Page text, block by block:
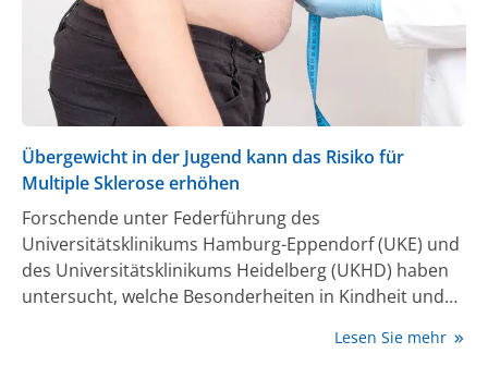
Übergewicht in der Jugend kann das Risiko für
Multiple Sklerose erhöhen
Forschende unter Federführung des
Universitätsklinikums Hamburg-Eppendorf (UKE) und
des Universitätsklinikums Heidelberg (UKHD) haben
untersucht, welche Besonderheiten in Kindheit und
(MS) beeinflussen könnten. Die Auswertung der
Lesen Sie mehr